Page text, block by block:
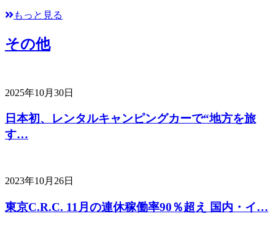
もっと見る
その他
2025年10月30日
日本初、レンタルキャンピングカーで“地方を旅
す…
2023年10月26日
東京C.R.C. 11月の連休稼働率90％超え 国内・イ…